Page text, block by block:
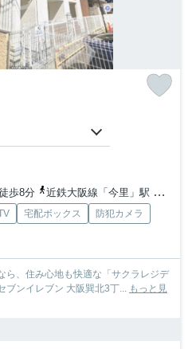
歩8分
近鉄大阪線「今里」駅 徒歩14分
宅配ボックス
防犯カメラ
ら、住み心地も快適な「サクラレジデ
ブンイレブン 大阪巽北3丁... もっと見